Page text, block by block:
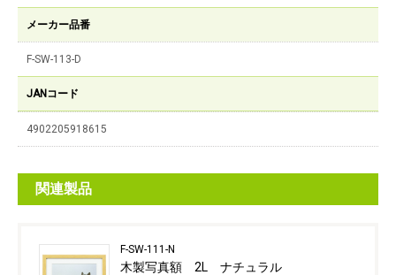
メーカー品番
F-SW-113-D
JANコード
4902205918615
関連製品
F-SW-111-N
木製写真額 2L ナチュラル